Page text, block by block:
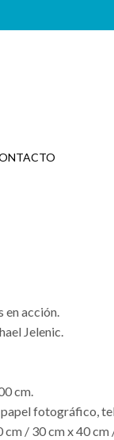
en acción.
Jelenic.
cm.
fotográfico,
/ 30 cm x 40